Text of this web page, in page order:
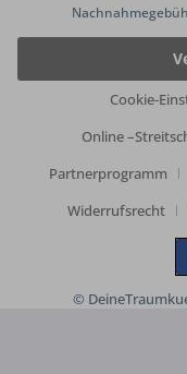
Cookie-
Online
Partnerprogramm
Widerrufsrecht
©